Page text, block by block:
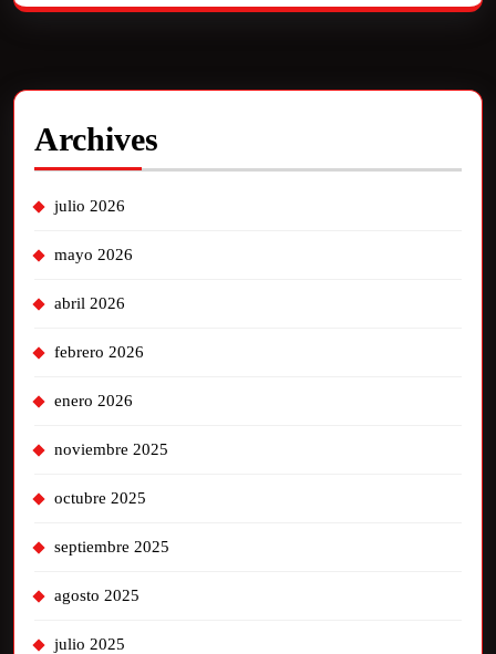
Archives
julio 2026
mayo 2026
abril 2026
febrero 2026
enero 2026
noviembre 2025
octubre 2025
septiembre 2025
agosto 2025
julio 2025